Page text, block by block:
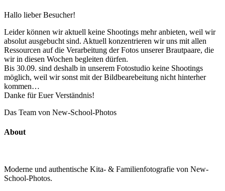
Hallo lieber Besucher!
Leider können wir aktuell keine Shootings mehr anbieten, weil wir
absolut ausgebucht sind. Aktuell konzentrieren wir uns mit allen
Ressourcen auf die Verarbeitung der Fotos unserer Brautpaare, die
wir in diesen Wochen begleiten dürfen.
Bis 30.09. sind deshalb in unserem Fotostudio keine Shootings
möglich, weil wir sonst mit der Bildbearebeitung nicht hinterher
kommen…
Danke für Euer Verständnis!
Das Team von New-School-Photos
About
Moderne und authentische Kita- & Familienfotografie von New-
School-Photos.